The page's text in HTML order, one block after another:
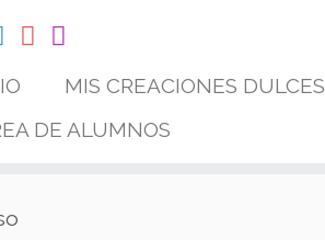
MIS CREACIONES DULCES
DE ALUMNOS